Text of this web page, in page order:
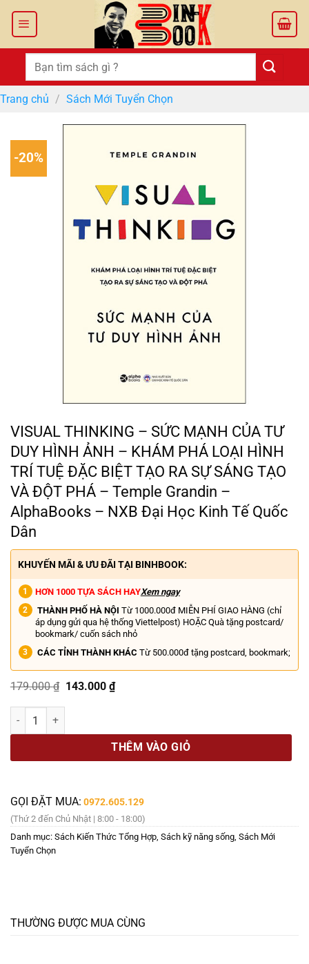
Tìm
kiếm:
Trang chủ / Sách Mới Tuyển Chọn
-20%
VISUAL THINKING – SỨC MẠNH CỦA TƯ
DUY HÌNH ẢNH – KHÁM PHÁ LOẠI HÌNH
TRÍ TUỆ ĐẶC BIỆT TẠO RA SỰ SÁNG TẠO
VÀ ĐỘT PHÁ – Temple Grandin –
AlphaBooks – NXB Đại Học Kinh Tế Quốc
Dân
KHUYẾN MÃI & ƯU ĐÃI TẠI BINHBOOK:
HƠN 1000 TỰA SÁCH HAYXem ngay
THÀNH PHỐ HÀ NỘI Từ 1000.000đ MIỄN PHÍ GIAO HÀNG (chỉ
áp dụng gửi qua hệ thống Viettelpost) HOẶC Quà tặng postcard/
bookmark/ cuốn sách nhỏ
CÁC TỈNH THÀNH KHÁC Từ 500.000đ tặng postcard, bookmark;
179.000₫ Giá
là:
143.000 ₫Giá
VISUAL THINKING - SỨC MẠNH CỦA TƯ DUY HÌNH ẢNH - KHÁM
THÊM VÀO GIỎ
GỌI ĐẶT MUA: 0972.605.129
(Thứ 2 đến Chủ Nhật | 8:00 - 18:00)
Danh mục: Sách Kiến Thức Tổng Hợp, Sách kỹ năng sống, Sách Mới
Tuyển Chọn
THƯỜNG ĐƯỢC MUA CÙNG